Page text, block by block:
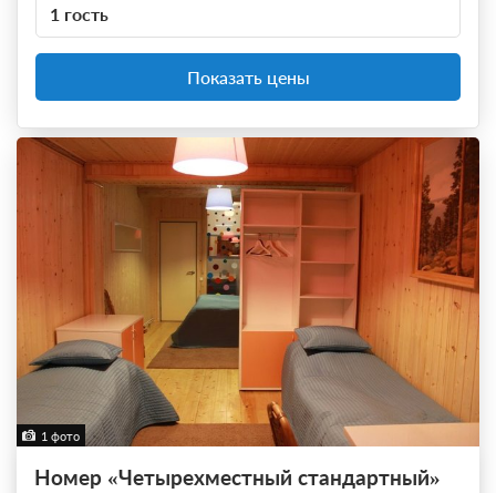
1 гость
Показать цены
1 фото
Номер «Четырехместный стандартный»